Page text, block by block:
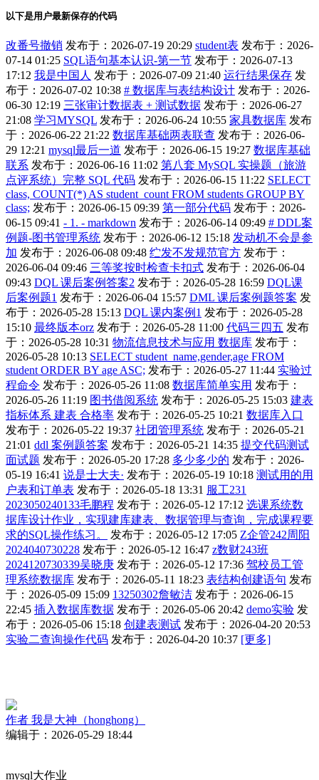
以下是用户最新保存的代码
改番号撤销 发布于：2026-07-19 20:29 student表 发布于：2026-
07-14 01:25 SQL语句基本认识-第一节 发布于：2026-07-13
17:12 我是中国人 发布于：2026-07-09 21:40 运行结果保存 发
布于：2026-07-02 10:38 # 数据库与表结构设计 发布于：2026-
06-30 12:19 三张审计数据表 + 测试数据 发布于：2026-06-27
21:08 学习MYSQL 发布于：2026-06-24 10:55 家具数据库 发布
于：2026-06-22 21:22 数据库基础两表联查 发布于：2026-06-
29 12:21 mysql最后一道 发布于：2026-06-15 19:27 数据库基础
联系 发布于：2026-06-16 11:02 第八套 MySQL 实操题（旅游
点评系统）完整 SQL 代码 发布于：2026-06-15 11:22 SELECT
class, COUNT(*) AS student_count FROM students GROUP BY
class; 发布于：2026-06-15 09:39 第一部分代码 发布于：2026-
06-15 09:41 - 1. - markdown 发布于：2026-06-14 09:49 # DDL案
例题-图书管理系统 发布于：2026-06-12 15:18 发动机不会是参
加 发布于：2026-06-08 09:48 纻发不发规范官方 发布于：
2026-06-04 09:46 三等奖按时检查卡扣式 发布于：2026-06-04
09:43 DQL 课后案例答案2 发布于：2026-05-28 16:59 DQL课
后案例题1 发布于：2026-06-04 15:57 DML 课后案例题答案 发
布于：2026-05-28 15:13 DQL 课内案例1 发布于：2026-05-28
15:10 最终版本orz 发布于：2026-05-28 11:00 代码三四五 发布
于：2026-05-28 10:31 物流信息技术与应用 数据库 发布于：
2026-05-28 10:13 SELECT student_name,gender,age FROM
student ORDER BY age ASC; 发布于：2026-05-27 11:44 实验过
程命令 发布于：2026-05-26 11:08 数据库简单实用 发布于：
2026-05-26 11:19 图书借阅系统 发布于：2026-05-25 15:03 建表
指标体系 建表 合格率 发布于：2026-05-25 10:21 数据库入口
发布于：2026-05-22 19:37 社团管理系统 发布于：2026-05-21
21:01 ddl 案例题答案 发布于：2026-05-21 14:35 提交代码测试
面试题 发布于：2026-05-20 17:28 多少多少的 发布于：2026-
05-19 16:41 说是士大夫· 发布于：2026-05-19 10:18 测试用的用
户表和订单表 发布于：2026-05-18 13:31 服工231
2023050240133毛鹏程 发布于：2026-05-12 17:12 选课系统数
据库设计作业，实现建库建表、数据管理与查询，完成课程要
求的SQL操作练习。
发布于：2026-05-12 17:05 Z企管242周阳
2024040730228 发布于：2026-05-12 16:47 z数财243班
2024120730339吴晓庚 发布于：2026-05-12 17:36 驾校员工管
理系统数据库 发布于：2026-05-11 18:23 表结构创建语句 发布
于：2026-05-09 15:09 13250302詹敏洁 发布于：2026-06-15
22:45 插入数据库数据 发布于：2026-05-06 20:42 demo实验 发
布于：2026-05-06 15:18 创建表测试 发布于：2026-04-20 20:53
实验二查询操作代码 发布于：2026-04-20 10:37 [更多]
作者 我是大神（honghong）
编辑于：2026-05-29 18:44
mysql大作业